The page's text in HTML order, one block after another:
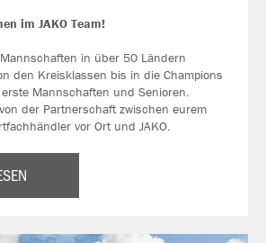
im JAKO Team!
in über 50 Ländern
den Kreisklassen bis in die Champions
Mannschaften und Senioren.
der Partnerschaft zwischen eurem
vor Ort und JAKO.